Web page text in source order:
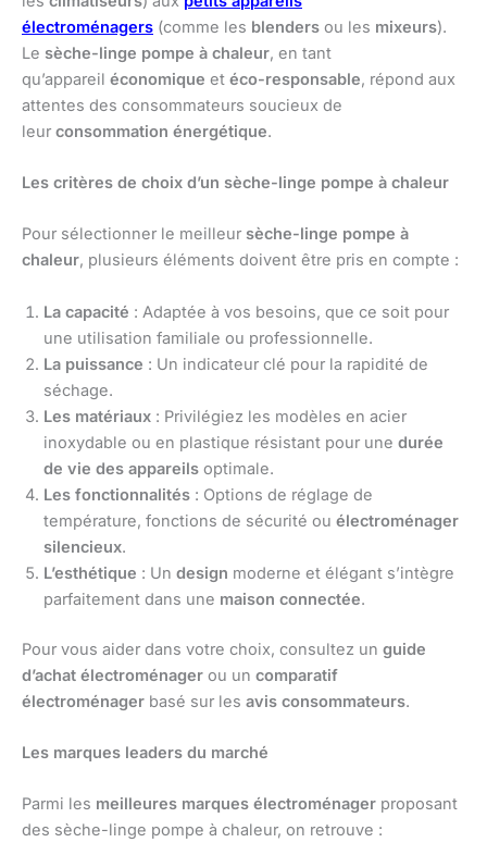
électroménagers (comme les blenders ou les mixeurs).
Le sèche-linge pompe à chaleur, en tant
qu’appareil économique et éco-responsable, répond aux
attentes des consommateurs soucieux de
leur consommation énergétique.
Les critères de choix d’un sèche-linge pompe à chaleur
Pour sélectionner le meilleur sèche-linge pompe à
chaleur, plusieurs éléments doivent être pris en compte :
La capacité : Adaptée à vos besoins, que ce soit pour
une utilisation familiale ou professionnelle.
La puissance : Un indicateur clé pour la rapidité de
séchage.
Les matériaux : Privilégiez les modèles en acier
inoxydable ou en plastique résistant pour une durée
de vie des appareils optimale.
Les fonctionnalités : Options de réglage de
température, fonctions de sécurité ou électroménager
silencieux.
L’esthétique : Un design moderne et élégant s’intègre
parfaitement dans une maison connectée.
Pour vous aider dans votre choix, consultez un guide
d’achat électroménager ou un comparatif
électroménager basé sur les avis consommateurs.
Les marques leaders du marché
Parmi les meilleures marques électroménager proposant
des sèche-linge pompe à chaleur, on retrouve :